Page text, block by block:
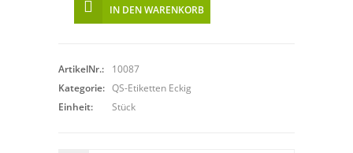
IN DEN WARENKORB
ArtikelNr.:
10087
Kategorie: QS-Etiketten Eckig
Einheit:
Stück